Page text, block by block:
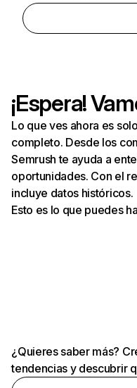
¡Espera!
Lo que ves ahora es
completo. Desde los
Semrush te ayuda a
oportunidades. Con el
incluye datos históricos.
Esto es lo que puedes
¿Quieres saber más?
tendencias y descubrir